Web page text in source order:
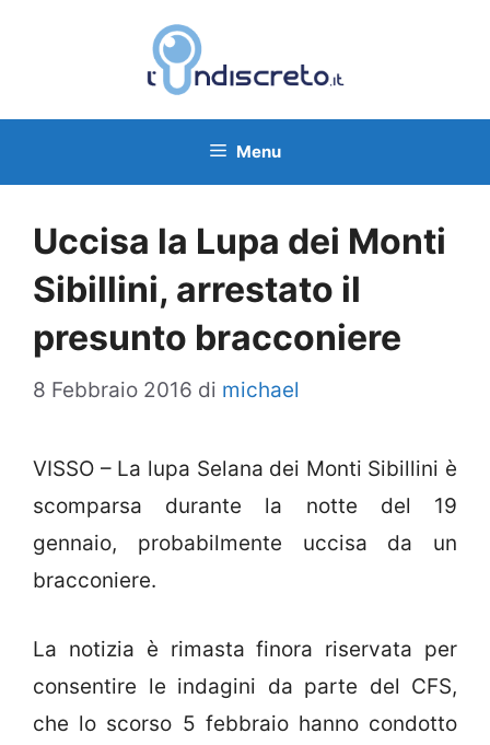
Menu
Uccisa la Lupa dei Monti
Sibillini, arrestato il
presunto bracconiere
8 Febbraio 2016 di michael
VISSO – La lupa Selana dei Monti Sibillini è
scomparsa durante la notte del 19
gennaio, probabilmente uccisa da un
bracconiere.
La notizia è rimasta finora riservata per
consentire le indagini da parte del CFS,
che lo scorso 5 febbraio hanno condotto